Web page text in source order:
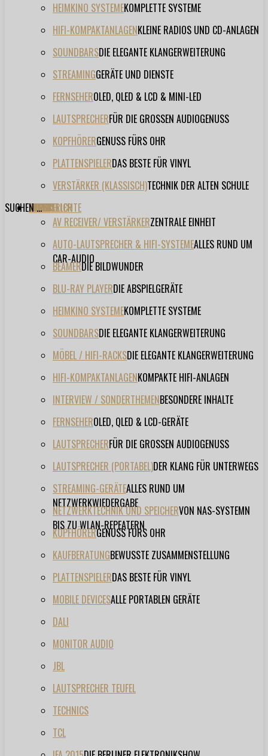
HEIMKINO SYSTEMEKOMPLETTE SYSTEME
HIFI-KOMPAKTANLAGENKLEINE RADIOS UND CD-ANLAGEN
SOUNDBARSDIE ELEGANTE KLANGERWEITERUNG
STREAMINGGERÄTE UND DIENSTE
FERNSEHEROLED, QLED & LCD & MINI-LED
LAUTSPRECHERFÜR DIE GROSSEN AUDIOGENUSS
KOPFHÖRERGENUSS FÜRS OHR
PLATTENSPIELERDAS BESTE FÜR VINYL
VERSTÄRKER (KLASSISCH)TECHNIK DER ALTEN SCHULE
TESTBERICHTE
AV RECEIVER/ VERSTÄRKERZENTRALE EINHEIT
AUTO-LAUTSPRECHER & HIFI-SYSTEMEALLES RUND UM
CAR-AUDIO
BEAMERDIE BILDWUNDER
BLU-RAY PLAYERDIE ABSPIELGERÄTE
HEIMKINO SYSTEMEKOMPLETTE SYSTEME
SOUNDBARSDIE ELEGANTE KLANGERWEITERUNG
MÖBEL / HIFI-RACKSDIE ELEGANTE KLANGERWEITERUNG
HIFI-KOMPAKTANLAGENKOMPAKTE HIFI-ANLAGEN
INTERVIEW / SONDERTHEMENBESONDERE INHALTE
FERNSEHEROLED, QLED & LCD-GERÄTE
LAUTSPRECHERFÜR DIE GROSSEN AUDIOGENUSS
LAUTSPRECHER (PORTABEL)DER KLANG FÜR UNTERWEGS
STREAMING-GERÄTEALLES RUND UM
NETZWERKWIEDERGABE
NETZWERKTECHNIK UND SPEICHERVON NAS-SYSTEMN
BIS ZU WLAN-REPEATERN
KOPFHÖRERGENUSS FÜRS OHR
KAUFBERATUNGBEWUSSTE ZUSAMMENSTELLUNG
PLATTENSPIELERDAS BESTE FÜR VINYL
MOBILE DEVICESALLE PORTABLEN GERÄTE
FORUM
FILME
VIDEOS
HERSTELLER
DALI
MONITOR AUDIO
JBL
LAUTSPRECHER TEUFEL
TECHNICS
TCL
EVENT
SUCHEN ...